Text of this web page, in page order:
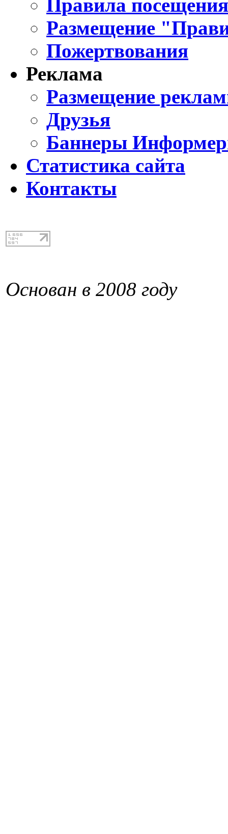
Правила
Размещение
Пожертвования
Реклама
Размещение
Друзья
Баннеры
Статистика сайта
Контакты
Основан в 2008 году